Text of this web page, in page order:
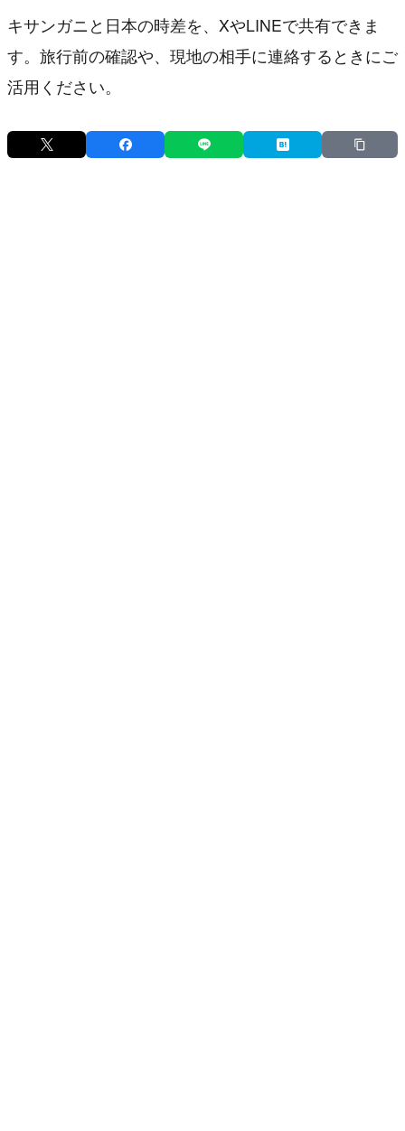
キサンガニと日本の時差を、XやLINEで共有できま
す。旅行前の確認や、現地の相手に連絡するときにご
活用ください。